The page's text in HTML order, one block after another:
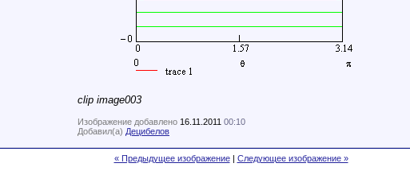
clip image003
Изображение добавлено 16.11.2011 00:10
Добавил(а) Децибелов
« Предыдущее изображение| Следующее изображение »